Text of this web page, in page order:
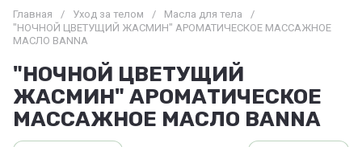
Главная / Уход за телом / Масла для тела
/
"НОЧНОЙ ЦВЕТУЩИЙ ЖАСМИН" АРОМАТИЧЕСКОЕ МАССАЖНОЕ
МАСЛО BANNA
"НОЧНОЙ ЦВЕТУЩИЙ
ЖАСМИН" АРОМАТИЧЕСКОЕ
МАССАЖНОЕ МАСЛО BANNA